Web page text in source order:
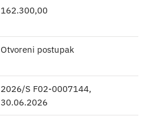
162.300,00
Otvoreni postupak
2026/S F02-0007144,
30.06.2026